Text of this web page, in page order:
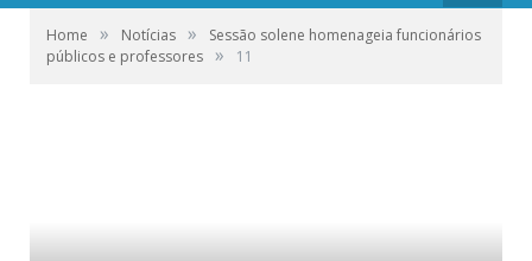
Home » Notícias »
Sessão solene homenageia funcionários
públicos e professores » 11